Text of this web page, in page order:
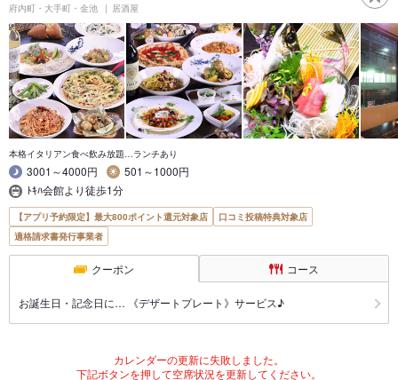
府内町・大手町・金池 居酒屋
本格イタリアン食べ飲み放題…ランチあり
3001～4000円
501～1000円
ﾄｷﾊ会館より徒歩1分
【アプリ予約限定】最大800ポイント還元対象店
口コミ投稿特典対象店
適格請求書発行事業者
クーポン コース
お誕生日・記念日に… 《デザートプレート》サービス♪
カレンダーの更新に失敗しました。
下記ボタンを押して空席状況を更新してください。